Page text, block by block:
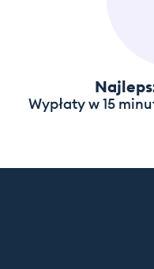
Wypłaty w 15